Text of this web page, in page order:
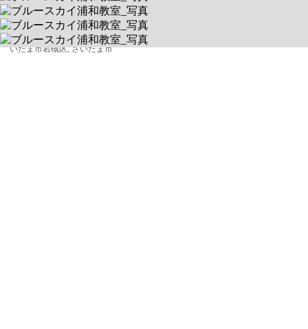
330-0056 埼玉県さいたま市浦和区東仲町25-5-1 バティマE 6F
送迎対象: さいたま市浦和区, さいたま市浦和区, さいたま市緑区, さいたま
市見沼区, さいたま市北区, さいたま市大宮区, さいたま市西区, 川口市, 蕨市, さ
いたま市岩槻区, さいたま市